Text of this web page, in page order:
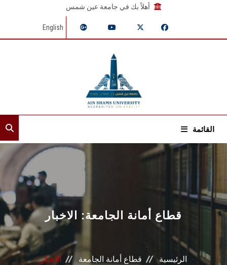
أهلاً بك في جامعة عين شمس
English
القائمة
الرئيسية
عن القطاع
الأمناء المساعدون
إدرات القطاع
قطاع أمانة الجامعة: الاخبار
الرئيسية قطاع أمانة الجامعة الاخبار